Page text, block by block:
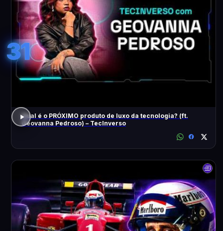
31
Qual é o PRÓXIMO produto de luxo da tecnologia? (ft.
Geovanna Pedroso) – TecInverso